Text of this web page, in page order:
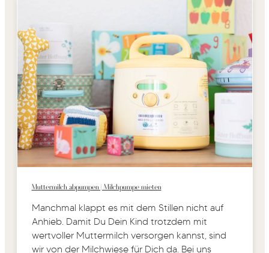
Muttermilch abpumpen | Milchpumpe mieten
Manchmal klappt es mit dem Stillen nicht auf
Anhieb. Damit Du Dein Kind trotzdem mit
wertvoller Muttermilch versorgen kannst, sind
wir von der Milchwiese für Dich da. Bei uns